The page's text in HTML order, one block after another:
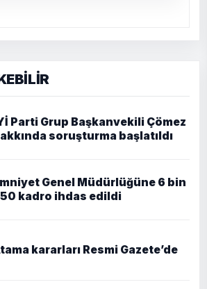
Parti Grup Başkanvekili Çömez
soruşturma başlatıldı
Genel Müdürlüğüne 6 bin
kadro ihdas edildi
kararları Resmi Gazete’de